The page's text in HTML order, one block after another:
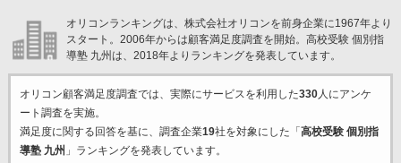
オリコンランキングは、株式会社オリコンを前身企業に1967年より
スタート。2006年からは顧客満足度調査を開始。高校受験 個別指
導塾 九州は、2018年よりランキングを発表しています。
オリコン顧客満足度調査では、実際にサービスを利用した330人にアンケ
ート調査を実施。
満足度に関する回答を基に、調査企業19社を対象にした「 高校受験 個別指
導塾 九州 」ランキングを発表しています。